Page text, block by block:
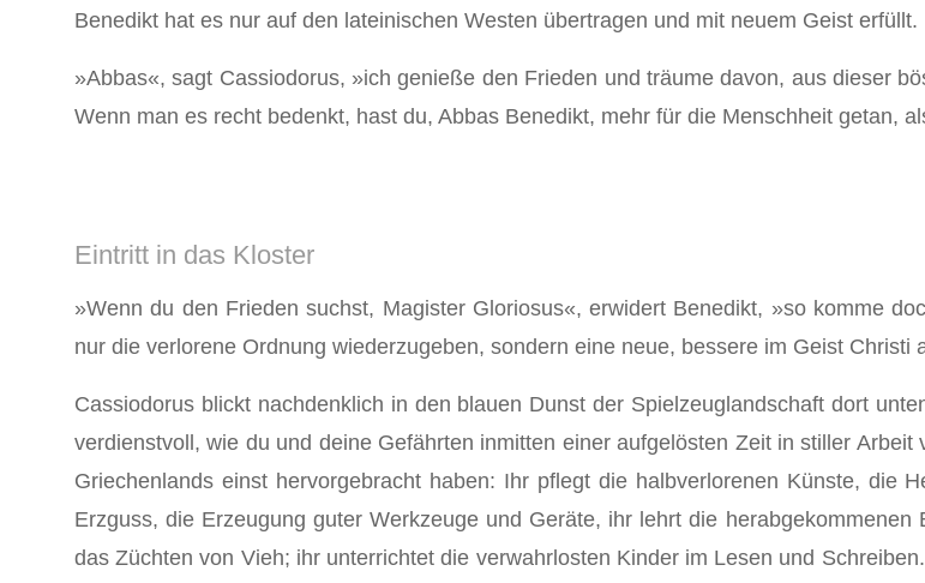
Benedikt hat es nur auf den lateinischen Westen übertragen und mit neuem Geist erfüllt.
»Abbas«, sagt Cassiodorus, »ich genieße den Frieden und träume davon, aus dieser
Wenn man es recht bedenkt, hast du, Abbas Benedikt, mehr für die Menschheit getan,
Eintritt in das Kloster
»Wenn du den Frieden suchst, Magister Gloriosus«, erwidert Benedikt, »so komme
nur die verlorene Ordnung wiederzuge­ben, sondern eine neue, bessere im Geist Christi
Cassiodorus blickt nachdenklich in den blauen Dunst der Spiel­zeuglandschaft dort
verdienstvoll, wie du und deine Gefährten inmitten einer aufgelösten Zeit in stiller
Griechenlands einst hervorgebracht ha­ben: Ihr pflegt die halbverlorenen Künste, die
Erzguss, die Erzeugung guter Werkzeuge und Geräte, ihr lehrt die
das Züchten von Vieh; ihr unterrichtet die verwahrlosten Kinder im Lesen und